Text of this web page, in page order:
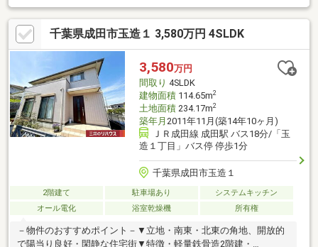
千葉県成田市玉造１ 3,580万円 4SLDK
3,580万円
間取り 4SLDK
建物面積114.65m2
土地面積234.17m2
築年月 2011年11月(築14年10ヶ月)
ＪＲ成田線 成田駅 バス18分/「玉
造１丁目」バス停 停歩1分
千葉県成田市玉造１
2階建て 駐車場あり
システムキッチン
オール電化
浴室乾燥機 所有権
－物件のおすすめポイント－▼立地・南東・北東の角地、開放的
で陽当り良好・閑静な住宅街▼特徴・軽量鉄骨造2階建・